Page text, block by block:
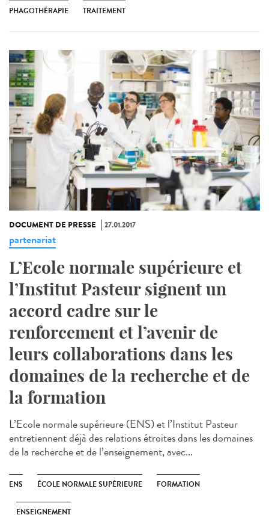
PHAGOTHÉRAPIE TRAITEMENT
DOCUMENT DE PRESSE 27.01.2017
partenariat
L’Ecole normale supérieure et
l’Institut Pasteur signent un
accord cadre sur le
renforcement et l’avenir de
leurs collaborations dans les
domaines de la recherche et de
la formation
L’Ecole normale supérieure (ENS) et l’Institut Pasteur
entretiennent déjà des relations étroites dans les domaines
de la recherche et de l’enseignement, avec...
ENS ÉCOLE NORMALE SUPÉRIEURE FORMATION
ENSEIGNEMENT